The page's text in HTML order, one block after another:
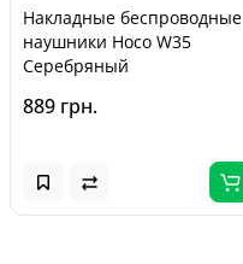
Накладные беспроводные
наушники Hoco W35
Серебряный
889 грн.